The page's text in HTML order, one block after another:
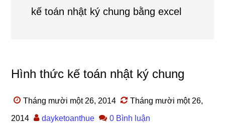
kế toán nhật ký chung bằng excel
Hình thức kế toán nhật ký chung
Tháng mười một 26, 2014 Tháng mười một 26,
2014 dayketoanthue 0 Bình luận